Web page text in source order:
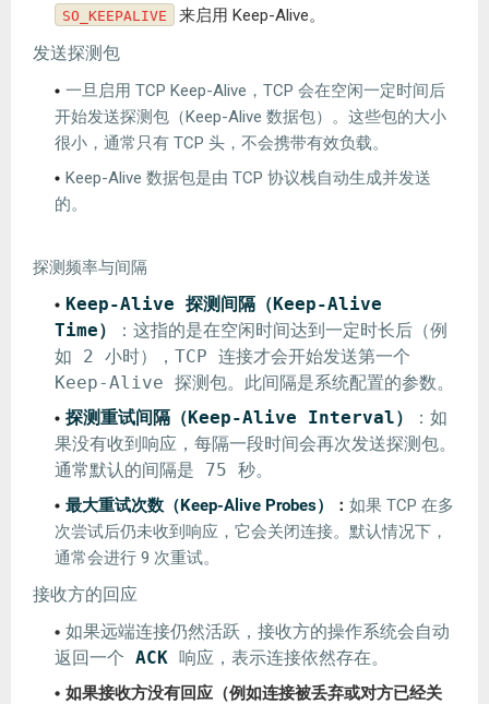
SO_KEEPALIVE 来启用 Keep-Alive。
发送探测包
一旦启用 TCP Keep-Alive，TCP 会在空闲一定时间后
开始发送探测包（Keep-Alive 数据包）。这些包的大小
很小，通常只有 TCP 头，不会携带有效负载。
Keep-Alive 数据包是由 TCP 协议栈自动生成并发送
的。
探测频率与间隔
Keep-Alive 探测间隔（Keep-Alive
Time）
：这指的是在空闲时间达到一定时长后（例
如 2 小时），TCP 连接才会开始发送第一个
Keep-Alive 探测包。此间隔是系统配置的参数。
探测重试间隔（Keep-Alive Interval）
：如
果没有收到响应，每隔一段时间会再次发送探测包。
通常默认的间隔是 75 秒。
最大重试次数（Keep-Alive Probes） ： 如果 TCP 在多
次尝试后仍未收到响应，它会关闭连接。默认情况下，
通常会进行 9 次重试。
接收方的回应
如果远端连接仍然活跃，接收方的操作系统会自动
返回一个 ACK 响应，表示连接依然存在。
如果接收方没有回应（例如连接被丢弃或对方已经关